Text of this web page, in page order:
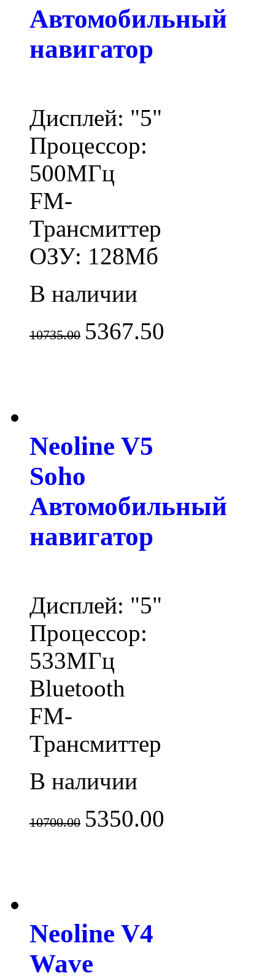
Автомобильный
навигатор
Дисплей: "5"
Процессор:
500МГц
FM-
Трансмиттер
ОЗУ: 128Мб
В наличии
10735.00 5367.50
Neoline V5
Soho
Автомобильный
навигатор
Дисплей: "5"
Процессор:
533МГц
Bluetooth
FM-
Трансмиттер
В наличии
10700.00 5350.00
Neoline V4
Wave